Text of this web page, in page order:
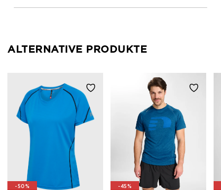
ALTERNATIVE PRODUKTE
-50% -45%